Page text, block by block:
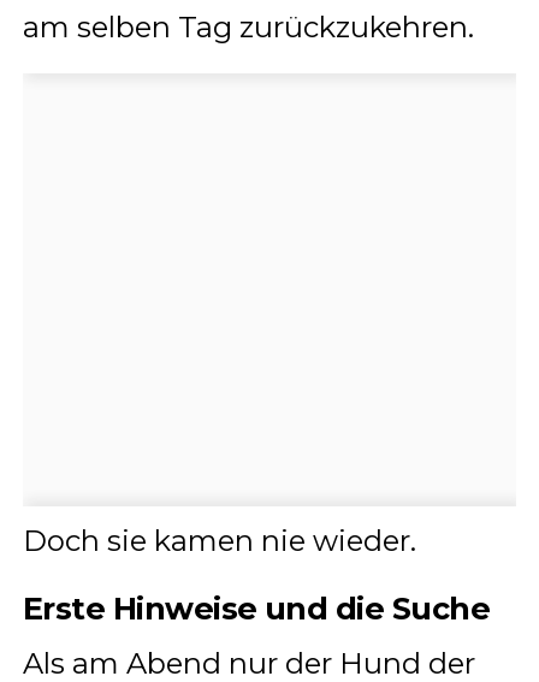
am selben Tag zurückzukehren.
Doch sie kamen nie wieder.
Erste Hinweise und die Suche
Als am Abend nur der Hund der